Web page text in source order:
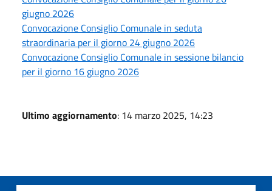
giugno 2026
Convocazione Consiglio Comunale in seduta
straordinaria per il giorno 24 giugno 2026
Convocazione Consiglio Comunale in sessione bilancio
per il giorno 16 giugno 2026
Ultimo aggiornamento: 14 marzo 2025, 14:23